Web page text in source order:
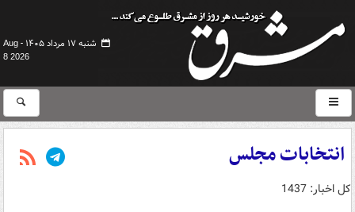
شنبه ۱۷ مرداد ۱۴۰۵ -
Aug
8 2026
انتخابات مجلس
کل اخبار: 1437